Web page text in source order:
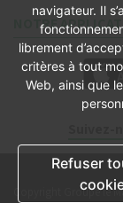
Suivez-
NOTRE
Copyright Groupe le
navigateur. Il
librement
critères à tout
Web, ainsi que
Refuser